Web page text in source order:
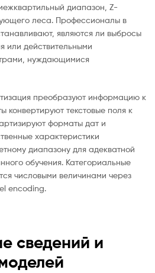
диапазон, Z-
леса. Профессионалы в
являются ли выбросы
или действительными
нуждающимися
преобразуют информацию к
конвертируют текстовые поля к
форматы дат и
характеристики
диапазону для адекватной
обучения. Категориальные
числовыми величинами через
encoding.
сведений и